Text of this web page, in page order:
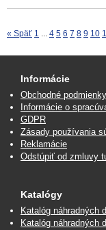
« Späť 1 ... 4 5 6 7 8 9 10
Informácie
Obchodné podmienky
Informácie o
GDPR
Zásady používania
Reklamácie
Odstúpiť od zmluvy
Katalógy
Katalóg náhradných
Katalóg náhradných